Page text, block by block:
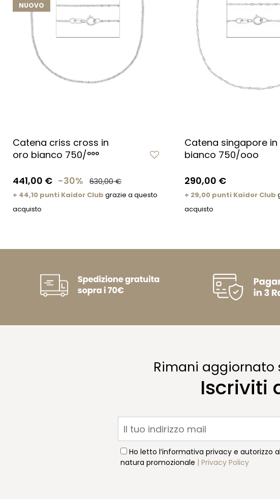
NUOVO
Catena criss cross in
oro bianco 750/°°°
441,00 € -30% 630,00 €
+ 44,10 punti Kaidor Club grazie a questo
acquisto
Catena singapore in
bianco 750/ooo
290,00 €
+ 29,00 punti Kaidor Club
acquisto
Rimani aggiornato
Iscriviti
Ho letto l’informativa privacy e
natura promozionale | Privacy Policy